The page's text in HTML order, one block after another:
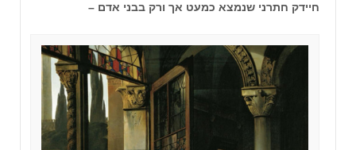
חיידק חתרני שנמצא כמעט אך ורק בבני אדם –